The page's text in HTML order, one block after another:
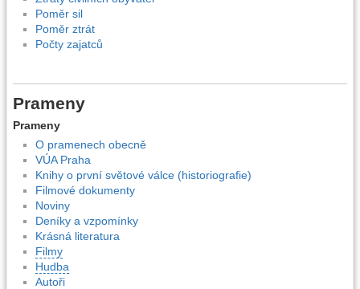
Poměr sil
Poměr ztrát
Počty zajatců
Prameny
Prameny
O pramenech obecně
VÚA Praha
Knihy o první světové válce (historiografie)
Filmové dokumenty
Noviny
Deníky a vzpomínky
Krásná literatura
Filmy
Hudba
Autoři